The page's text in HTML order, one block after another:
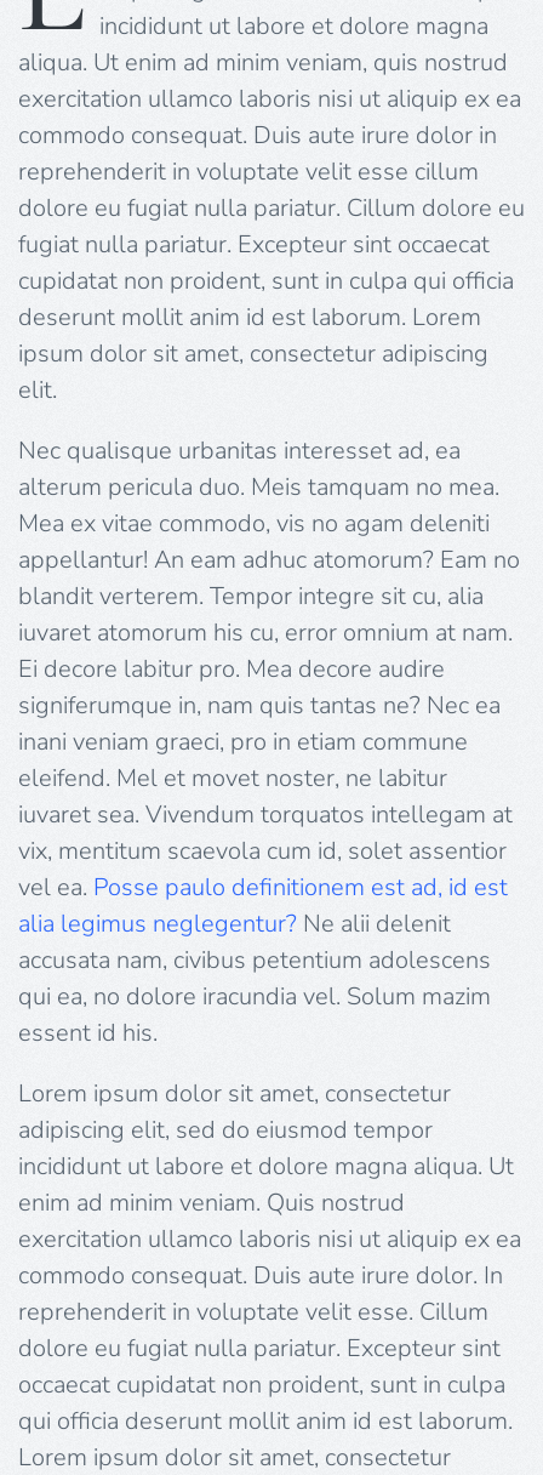
incididunt ut labore et dolore magna
aliqua. Ut enim ad minim veniam, quis nostrud
exercitation ullamco laboris nisi ut aliquip ex ea
commodo consequat. Duis aute irure dolor in
reprehenderit in voluptate velit esse cillum
dolore eu fugiat nulla pariatur. Cillum dolore eu
fugiat nulla pariatur. Excepteur sint occaecat
cupidatat non proident, sunt in culpa qui officia
deserunt mollit anim id est laborum. Lorem
ipsum dolor sit amet, consectetur adipiscing
elit.
Nec qualisque urbanitas interesset ad, ea
alterum pericula duo. Meis tamquam no mea.
Mea ex vitae commodo, vis no agam deleniti
appellantur! An eam adhuc atomorum? Eam no
blandit verterem. Tempor integre sit cu, alia
iuvaret atomorum his cu, error omnium at nam.
Ei decore labitur pro. Mea decore audire
signiferumque in, nam quis tantas ne? Nec ea
inani veniam graeci, pro in etiam commune
eleifend. Mel et movet noster, ne labitur
iuvaret sea. Vivendum torquatos intellegam at
vix, mentitum scaevola cum id, solet assentior
vel ea. Posse paulo definitionem est ad, id est
alia legimus neglegentur? Ne alii delenit
accusata nam, civibus petentium adolescens
qui ea, no dolore iracundia vel. Solum mazim
essent id his.
Lorem ipsum dolor sit amet, consectetur
adipiscing elit, sed do eiusmod tempor
incididunt ut labore et dolore magna aliqua. Ut
enim ad minim veniam. Quis nostrud
exercitation ullamco laboris nisi ut aliquip ex ea
commodo consequat. Duis aute irure dolor. In
reprehenderit in voluptate velit esse. Cillum
dolore eu fugiat nulla pariatur. Excepteur sint
occaecat cupidatat non proident, sunt in culpa
qui officia deserunt mollit anim id est laborum.
Lorem ipsum dolor sit amet, consectetur